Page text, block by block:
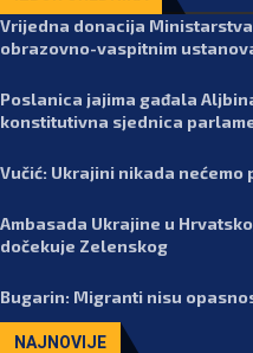
Vrijedna donacija
obrazovno-vaspitnim
Poslanica jajima gađala
konstitutivna sjednica
Vučić: Ukrajini nikada nećemo
Ambasada Ukrajine u
dočekuje Zelenskog
Bugarin: Migranti nisu
NAJNOVIJE